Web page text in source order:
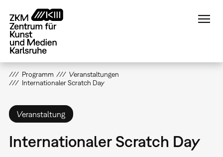
zum
Inhalt
Programm
Veranstaltungen
Internationaler Scratch Day
Veranstaltung
Internationaler Scratch Day